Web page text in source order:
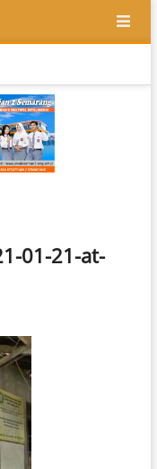
SMA
SEKOLAH
BILINGUAL
BERBASIS
MULTIPEL
01-21-at-